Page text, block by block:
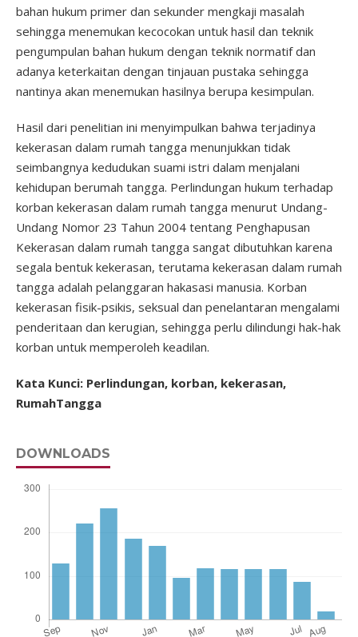
bahan hukum primer dan sekunder mengkaji masalah
sehingga menemukan kecocokan untuk hasil dan teknik
pengumpulan bahan hukum dengan teknik normatif dan
adanya keterkaitan dengan tinjauan pustaka sehingga
nantinya akan menemukan hasilnya berupa kesimpulan.
Hasil dari penelitian ini menyimpulkan bahwa terjadinya
kekerasan dalam rumah tangga menunjukkan tidak
seimbangnya kedudukan suami istri dalam menjalani
kehidupan berumah tangga. Perlindungan hukum terhadap
korban kekerasan dalam rumah tangga menurut Undang-
Undang Nomor 23 Tahun 2004 tentang Penghapusan
Kekerasan dalam rumah tangga sangat dibutuhkan karena
segala bentuk kekerasan, terutama kekerasan dalam rumah
tangga adalah pelanggaran hakasasi manusia. Korban
kekerasan fisik-psikis, seksual dan penelantaran mengalami
penderitaan dan kerugian, sehingga perlu dilindungi hak-hak
korban untuk memperoleh keadilan.
Kata Kunci: Perlindungan, korban, kekerasan,
RumahTangga
DOWNLOADS